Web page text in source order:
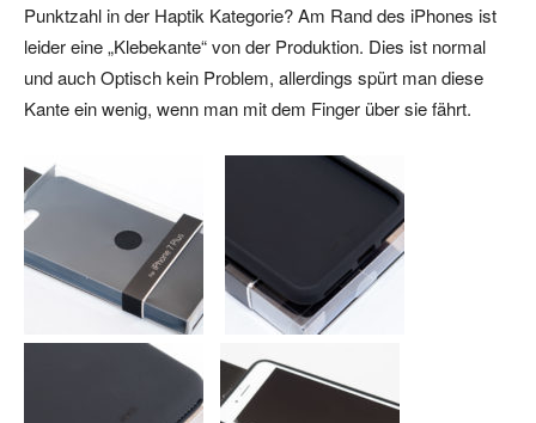
Punktzahl in der Haptik Kategorie? Am Rand des iPhones ist
leider eine „Klebekante“ von der Produktion. Dies ist normal
und auch Optisch kein Problem, allerdings spürt man diese
Kante ein wenig, wenn man mit dem Finger über sie fährt.